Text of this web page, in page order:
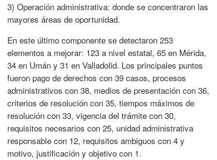
3) Operación administrativa: donde se concentraron las
mayores áreas de oportunidad.
En este último componente se detectaron 253
elementos a mejorar: 123 a nivel estatal, 65 en Mérida,
34 en Umán y 31 en Valladolid. Los principales puntos
fueron pago de derechos con 39 casos, procesos
administrativos con 38, medios de presentación con 36,
criterios de resolución con 35, tiempos máximos de
resolución con 33, vigencia del trámite con 30,
requisitos necesarios con 25, unidad administrativa
responsable con 12, requisitos ambiguos con 4 y
motivo, justificación y objetivo con 1.